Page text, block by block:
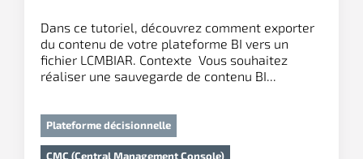
Dans ce tutoriel, découvrez comment exporter
du contenu de votre plateforme BI vers un
fichier LCMBIAR. Contexte Vous souhaitez
réaliser une sauvegarde de contenu BI...
Plateforme décisionnelle
CMC (Central Management Console)